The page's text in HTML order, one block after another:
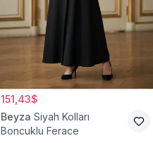
151,43$
Beyza Siyah Kolları
Boncuklu Ferace